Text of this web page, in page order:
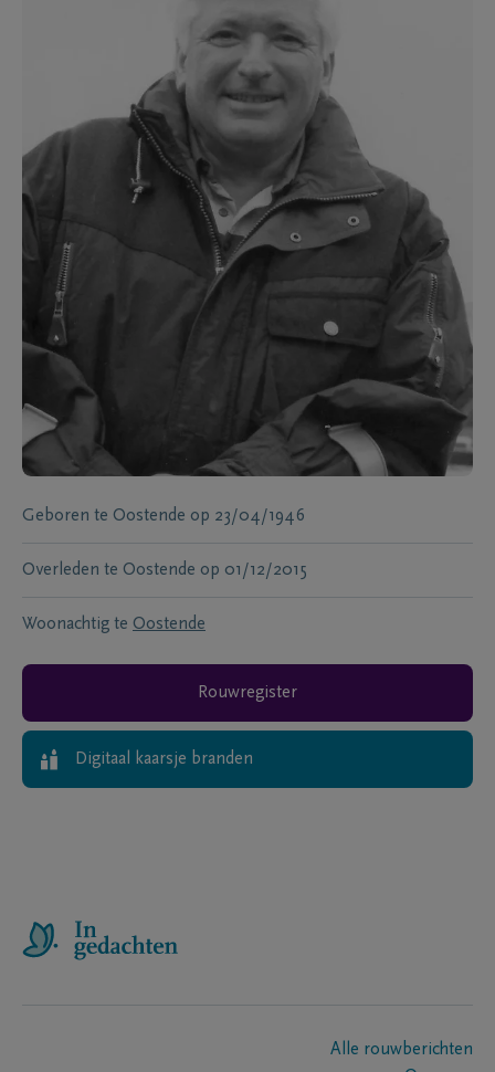
Geboren te Oostende op 23/04/1946
Overleden te Oostende op 01/12/2015
Woonachtig te Oostende
Rouwregister
Digitaal kaarsje branden
Alle rouwberichten